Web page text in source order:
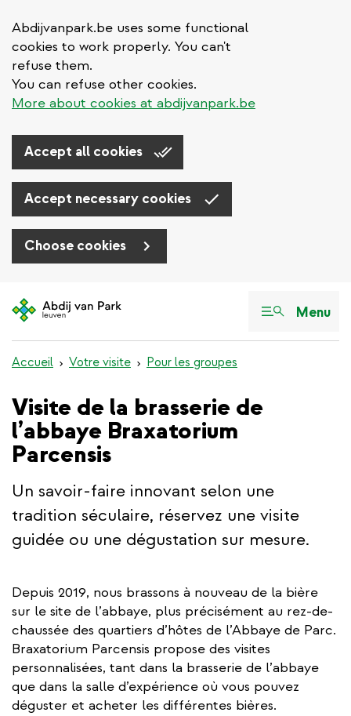
Abdijvanpark.be uses some functional
cookies to work properly. You can't
refuse them.
You can refuse other cookies.
More about cookies at abdijvanpark.be
Accept all cookies
Accept necessary cookies
Choose cookies
au
Menu
Accueil Votre visite Pour les groupes
Visite de la brasserie de
l’abbaye Braxatorium
Parcensis
Un savoir-faire innovant selon une
tradition séculaire, réservez une visite
guidée ou une dégustation sur mesure.
Depuis 2019, nous brassons à nouveau de la bière
sur le site de l’abbaye, plus précisément au rez-de-
chaussée des quartiers d’hôtes de l’Abbaye de Parc.
Braxatorium Parcensis propose des visites
personnalisées, tant dans la brasserie de l’abbaye
que dans la salle d’expérience où vous pouvez
déguster et acheter les différentes bières.